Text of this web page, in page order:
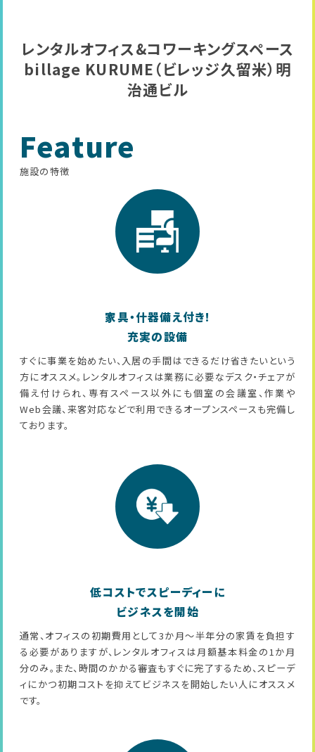
レンタルオフィス&コワーキングスペース
billage KURUME（ビレッジ久留米）明
治通ビル
Feature
施設の特徴
家具・什器備え付き!
充実の設備
すぐに事業を始めたい、入居の手間はできるだけ省きたいという
方にオススメ。レンタルオフィスは業務に必要なデスク・チェアが
備え付けられ、専有スペース以外にも個室の会議室、作業や
Web会議、来客対応などで利用できるオープンスペースも完備し
ております。
低コストでスピーディーに
ビジネスを開始
通常、オフィスの初期費用として3か月～半年分の家賃を負担す
る必要がありますが、レンタルオフィスは月額基本料金の1か月
分のみ。また、時間のかかる審査もすぐに完了するため、スピーデ
ィにかつ初期コストを抑えてビジネスを開始したい人にオススメ
です。